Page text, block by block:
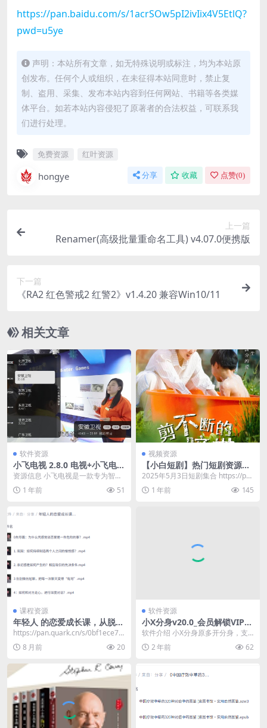
https://pan.baidu.com/s/1acrSOw5pI2ivIix4V5EtlQ?
pwd=u5ye
声明：本站所有文章，如无特殊说明或标注，均为本站原
创发布。任何个人或组织，在未征得本站同意时，禁止复
制、盗用、采集、发布本站内容到任何网站、书籍等各类媒
体平台。如若本站内容侵犯了原著者的合法权益，可联系我
们进行处理。
免费资源 红叶资源
hongye 分享 收藏 点赞(0)
上一篇
Renamer(高级批量重命名工具) v4.07.0便携版
下一篇
《RA2 红色警戒2 红警2》v1.4.20 兼容Win10/11
相关文章
软件资源
小飞电视 2.8.0 电视+小飞电视
+纯净+央视+地方+卫视+儿童
资源信息 小飞电视是一款专为智能
电视和移动设备设计的视频娱乐应
用，旨在为用户提供...
1 年前 51
视频资源
【小白短剧】热门短剧资源分
享2025年5月3日
2025年5月3日短剧集合 https://pa
n.quark.cn/s/d6d...
1 年前 145
课程资源
年轻人 的恋爱成长课，从脱单
到长期关系的系统指南
https://pan.quark.cn/s/0bf1ece74
7b3
8 月前 20
软件资源
小X分身v20.0_会员解锁VIP
版/v3.6.0国际版
软件介绍 小X分身原多开分身，支
持应用双开、应用多开、微信多
开、游戏多开，是一款...
2 年前 62